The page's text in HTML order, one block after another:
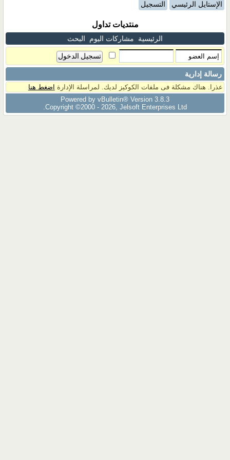
الإستايل الرئيسي التسجيل
منتديات تداول
الرئيسية مشاركات اليوم البحث
رسالة إدارية
عذرا. هناك مشكلة فى ملفات الكوكيز لديك. لمراسلة الإدارة اضغط هنا
Powered by vBulletin® Version 3.8.3
Copyright ©2000 - 2026, Jelsoft Enterprises Ltd.